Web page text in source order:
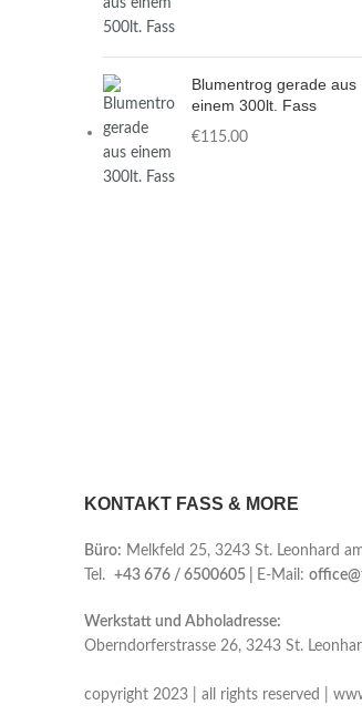
Blumentrog gerade aus
einem 300lt. Fass
€
KONTAKT FASS & MORE
Büro: Melkfeld 25, 3243 St. Leonhard
Tel. +43 676 / 6500605 | E-Mail:
Werkstatt und Abholadresse:
Oberndorferstrasse 26, 3243 St.
copyright 2023 | all rights reserved |